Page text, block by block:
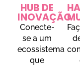
HUB DE
INOVAÇÃO
Conecte-
se a um
ecossistema
que